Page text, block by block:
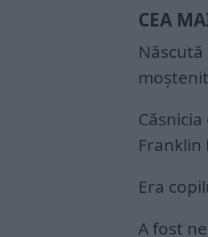
CEA
Franklin
Era
A fost